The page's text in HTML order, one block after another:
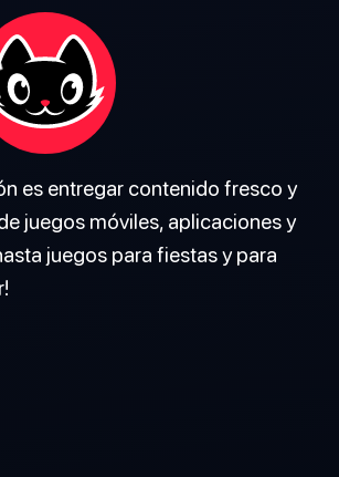
es entregar contenido fresco y
juegos móviles, aplicaciones y
juegos para fiestas y para